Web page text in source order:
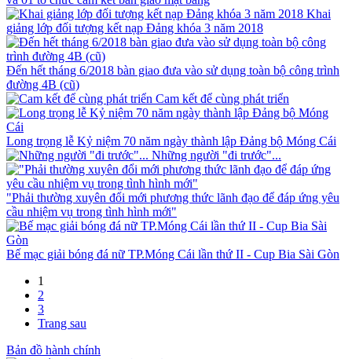
Khai
giảng lớp đối tượng kết nạp Đảng khóa 3 năm 2018
Đến hết tháng 6/2018 bàn giao đưa vào sử dụng toàn bộ công trình
đường 4B (cũ)
Cam kết để cùng phát triển
Long trọng lễ Kỷ niệm 70 năm ngày thành lập Đảng bộ Móng Cái
Những người "đi trước"...
"Phải thường xuyên đổi mới phương thức lãnh đạo để đáp ứng yêu
cầu nhiệm vụ trong tình hình mới"
Bế mạc giải bóng đá nữ TP.Móng Cái lần thứ II - Cup Bia Sài Gòn
1
2
3
Trang sau
Bản đồ hành chính